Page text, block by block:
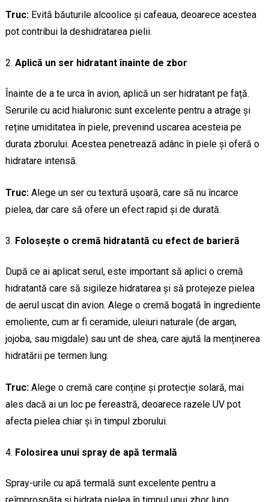
Truc:Evită băuturile alcoolice și cafeaua, deoarece acestea
pot contribui la deshidratarea pielii.
Aplică un ser hidratant înainte de zbor
Înainte de a te urca în avion, aplică un ser hidratant pe față.
Serurile cu acid hialuronic sunt excelente pentru a atrage și
reține umiditatea în piele, prevenind uscarea acesteia pe
durata zborului. Acestea penetrează adânc în piele și oferă o
hidratare intensă.
Truc:Alege un ser cu textură ușoară, care să nu încarce
pielea, dar care să ofere un efect rapid și de durată.
Folosește o cremă hidratantă cu efect de barieră
După ce ai aplicat serul, este important să aplici o cremă
hidratantă care să sigileze hidratarea și să protejeze pielea
de aerul uscat din avion. Alege o cremă bogată în ingrediente
emoliente, cum ar fi ceramide, uleiuri naturale (de argan,
jojoba, sau migdale) sau unt de shea, care ajută la menținerea
hidratării pe termen lung.
Truc:Alege o cremă care conține și protecție solară, mai
ales dacă ai un loc pe fereastră, deoarece razele UV pot
afecta pielea chiar și în timpul zborului.
Folosirea unui spray de apă termală
Spray-urile cu apă termală sunt excelente pentru a